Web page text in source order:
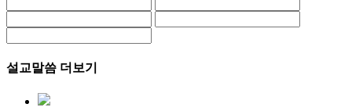
설교말씀 더보기